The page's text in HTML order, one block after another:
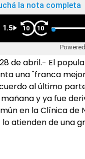
la nota completa
1.5 10 10
de abril.- El
una "franca
al último
y ya fue
en la Clínica de
lo atienden de una